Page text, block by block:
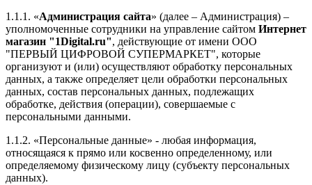
1.1.1. «Администрация сайта» (далее – Администрация) –
уполномоченные сотрудники на управление сайтом Интернет
магазин "1Digital.ru", действующие от имени ООО
"ПЕРВЫЙ ЦИФРОВОЙ СУПЕРМАРКЕТ", которые
организуют и (или) осуществляют обработку персональных
данных, а также определяет цели обработки персональных
данных, состав персональных данных, подлежащих
обработке, действия (операции), совершаемые с
персональными данными.
1.1.2. «Персональные данные» - любая информация,
относящаяся к прямо или косвенно определенному, или
определяемому физическому лицу (субъекту персональных
данных).